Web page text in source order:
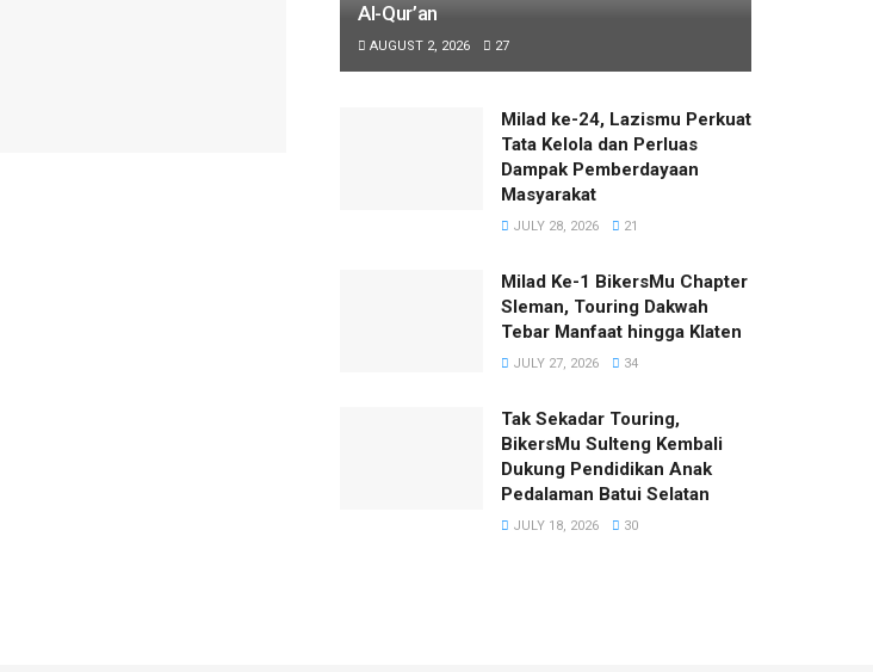
Al-Qur’an
AUGUST 2, 2026 27
Milad ke-24, Lazismu Perkuat
Tata Kelola dan Perluas
Dampak Pemberdayaan
Masyarakat
JULY 28, 2026 21
Milad Ke-1 BikersMu Chapter
Sleman, Touring Dakwah
Tebar Manfaat hingga Klaten
JULY 27, 2026 34
Tak Sekadar Touring,
BikersMu Sulteng Kembali
Dukung Pendidikan Anak
Pedalaman Batui Selatan
JULY 18, 2026 30